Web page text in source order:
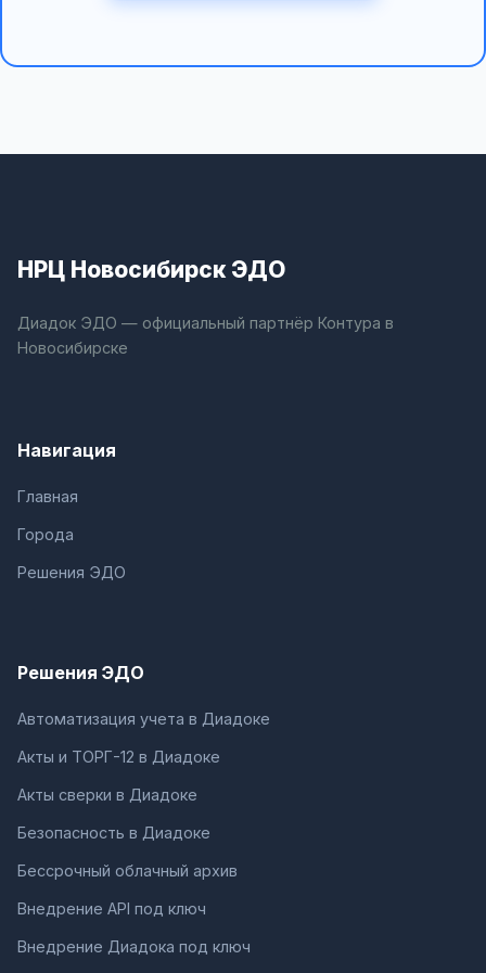
НРЦ Новосибирск ЭДО
Диадок ЭДО — официальный партнёр Контура в
Новосибирске
Навигация
Главная
Города
Решения ЭДО
Решения ЭДО
Автоматизация учета в Диадоке
Акты и ТОРГ-12 в Диадоке
Акты сверки в Диадоке
Безопасность в Диадоке
Бессрочный облачный архив
Внедрение API под ключ
Внедрение Диадока под ключ